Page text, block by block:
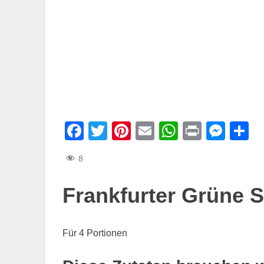
Facebook
Twitter
Pinterest
EmailWhatsApp
Print
8
Frankfurter Grüne
Für 4 Portionen